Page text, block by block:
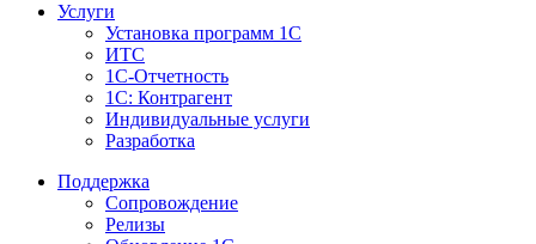
Услуги
Установка программ 1С
ИТС
1С-Отчетность
1С: Контрагент
Индивидуальные услуги
Разработка
Поддержка
Сопровождение
Релизы